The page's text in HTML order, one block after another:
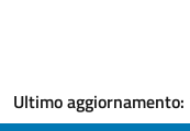
Ultimo aggiornamento: